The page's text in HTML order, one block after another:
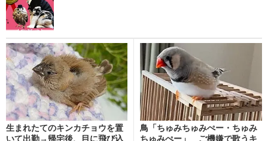
生まれたてのキンカチョウを置
いて出勤→帰宅後、目に飛び込
鳥「ちゅみちゅみぺー・ちゅみ
ちゅみぺー」 ご機嫌で歌うキ